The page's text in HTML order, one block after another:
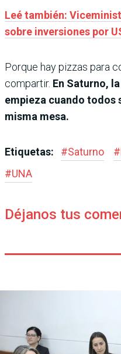
Leé también:
sobre inversiones por
Porque hay pizzas para
compartir. En Saturno,
empieza cuando todos
misma mesa.
Etiquetas: #Saturno #
#UNA
Déjanos tus